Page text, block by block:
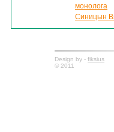
монолога
Синицын
Design by - fiksius
© 2011